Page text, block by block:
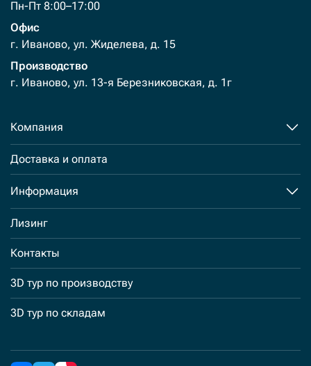
Пн-Пт 8:00–17:00
Офис
г. Иваново, ул. Жиделева, д. 15
Производство
г. Иваново, ул. 13-я Березниковская, д. 1г
Компания
Доставка и оплата
Информация
Лизинг
Контакты
3D тур по производству
3D тур по складам